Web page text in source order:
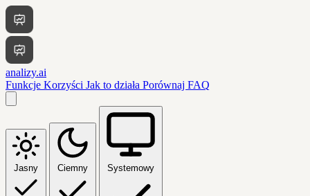
analizy.ai
Funkcje Korzyści Jak to działa Porównaj FAQ
Jasny Ciemny Systemowy